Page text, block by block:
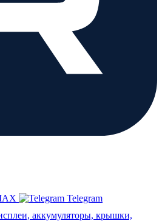
Telegram
аккумуляторы, крышки,